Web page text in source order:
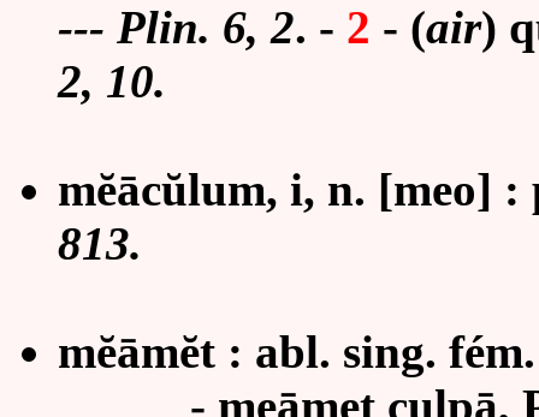
--- Plin. 6, 2. - 2 - (air)
2, 10.
mĕācŭlum, i, n. [meo] :
813.
mĕāmĕt : abl. sing.
- meāmet culpā,